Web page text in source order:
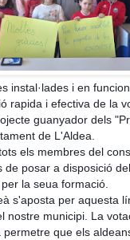
instal·lades i en
rapida i efectiva de la
guanyador dels
de L'Aldea.
els membres del
de posar a disposició
la seua formació.
s'aposta per aquesta
nostre municipi. La
que els